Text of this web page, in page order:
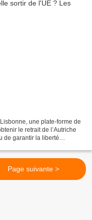
une plate-forme de
le retrait de l’Autriche
de garantir la liberté
Page suivante >